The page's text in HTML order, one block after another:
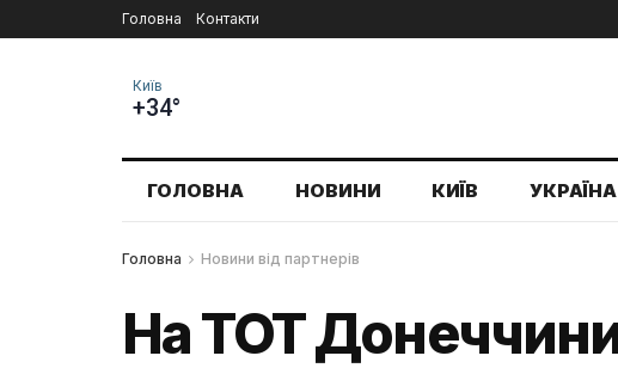
Головна Контакти
Київ
+34°
ГОЛОВНА НОВИНИ КИЇВ УКРАЇНА
Головна Новини від партнерів
На ТОТ